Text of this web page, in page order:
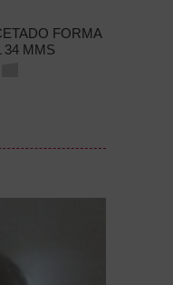
FORMA
34 MMS